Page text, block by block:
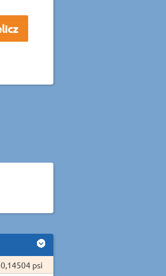
0,14504 psi